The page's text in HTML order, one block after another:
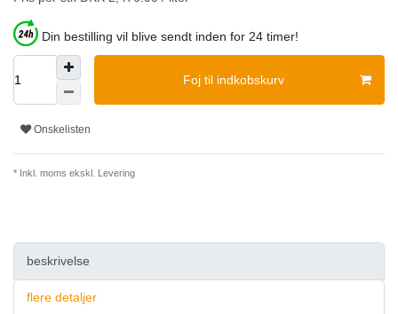
Din bestilling vil blive sendt inden for 24 timer!
Foj til indkobskurv
Onskelisten
* Inkl. moms ekskl. Levering
beskrivelse
flere detaljer